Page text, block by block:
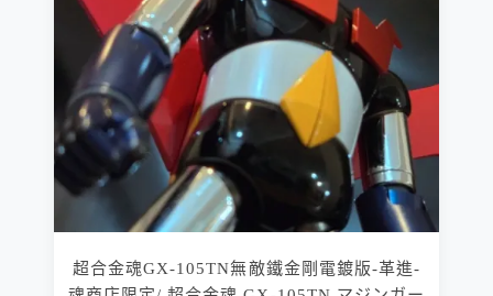
超合金魂GX-105TN無敵鐵金剛電鍍版-革進-